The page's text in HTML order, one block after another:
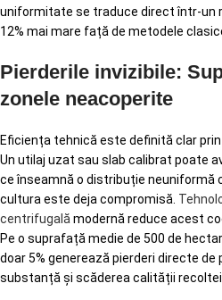
uniformitate se traduce direct într-un
12% mai mare față de metodele
Pierderile invizibile:
zonele neacoperite
Eficiența tehnică este definită clar
Un utilaj uzat sau slab calibrat poate
ce înseamnă o distribuție neuniformă
cultura este deja compromisă.
centrifugală modernă reduce acest
Pe o suprafață medie de 500 de
doar 5% generează pierderi directe de
substanță și scăderea calității recoltei.